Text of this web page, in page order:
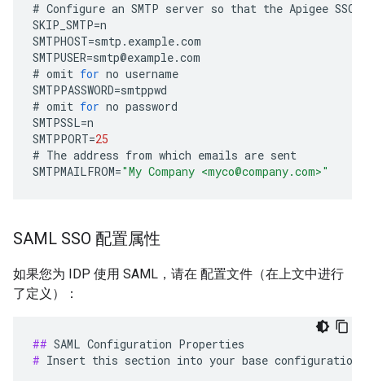
# Configure an SMTP server so that the Apigee SSO
SKIP_SMTP=n
SMTPHOST=smtp . example.com
SMTPUSER=smtp@example.com
# omit for no username
SMTPPASSWORD=smtppwd
# omit for no password
SMTPSSL=n
SMTPPORT=25
# The address from which emails are sent
SMTPMAILFROM="My Company <myco@company.com>"
SAML SSO 配置属性
如果您为 IDP 使用 SAML，请在 配置文件（在上文中进行
了定义）：
##
# Insert this section into your base